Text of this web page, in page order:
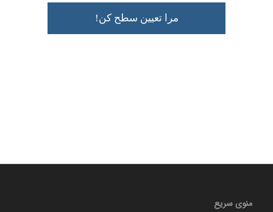
منوی سریع